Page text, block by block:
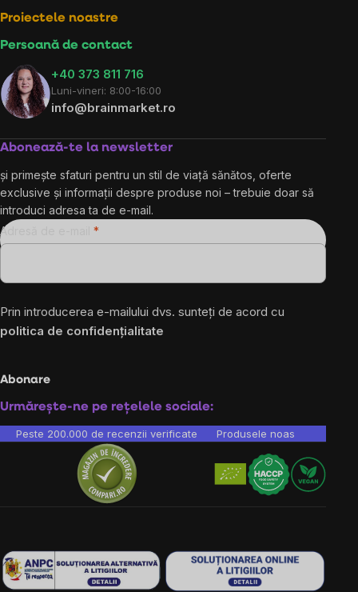
Proiectele noastre
Persoană de contact
+40 373 811 716
Luni-vineri: 8:00-16:00
info@brainmarket.ro
Abonează-te la newsletter
și primește sfaturi pentru un stil de viață sănătos, oferte
exclusive și informații despre produse noi – trebuie doar să
introduci adresa ta de e-mail.
Adresă de e-mail
Prin introducerea e-mailului dvs. sunteți de acord cu
politica de confidențialitate
Abonare
Urmărește-ne pe rețelele sociale:
Peste 200.000 de recenzii verificate Produsele noastre sunt